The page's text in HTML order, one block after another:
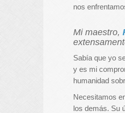
nos
Mi maestro,
Sabía que yo
y es mi
humanidad
Necesitamos
los demás. Su